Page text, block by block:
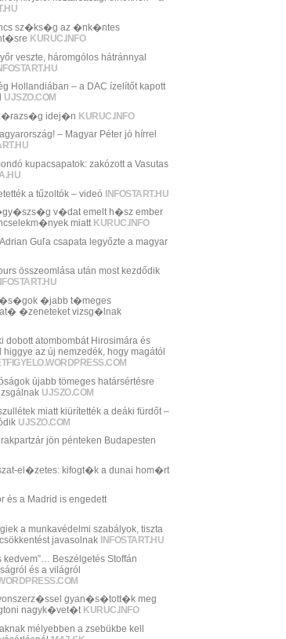
sz�ks�g az �nk�ntes
KURUC.INFO
veszte, háromgólos hátránnyal
Hollandiában – a DAC ízelítőt kapott
UJSZO.COM
idej�n KURUC.INFO
– Magyar Péter jó hírrel
kupacsapatok: zakózott a Vasutas
a tűzoltók – videó INFOSTART.HU
v�dat emelt h�sz ember
miatt KURUC.INFO
Guľa csapata legyőzte a magyar
összeomlása után most kezdődik
�jabb t�meges
�zeneteket vizsg�lnak
dobott atombombát Hirosimára és
az új nemzedék, hogy magától
újabb tömeges határsértésre
UJSZO.COM
miatt kiürítették a deáki fürdőt –
UJSZO.COM
jön pénteken Budapesten
el�zetes: kifogt�k a dunai hom�rt
és a Madrid is engedett
a munkavédelmi szabályok, tiszta
javasolnak INFOSTART.HU
kedvem”… Beszélgetés Stoffán
és a világról
gyan�s�tott�k meg
nagyk�vet�t KURUC.INFO
mélyebben a zsebükbe kell